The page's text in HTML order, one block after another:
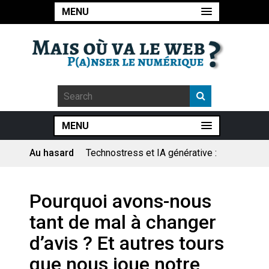
MENU
MENU
Au hasard
Technostress et IA générative :
Pourquoi les études qui
prévoient la fin de l’emploi « à
cause » de l’IA se plantent-
elles toujours ?
Le consultant : une lecture
sociologique
Pourquoi avons-nous
tant de mal à changer
d’avis ? Et autres tours
que nous joue notre